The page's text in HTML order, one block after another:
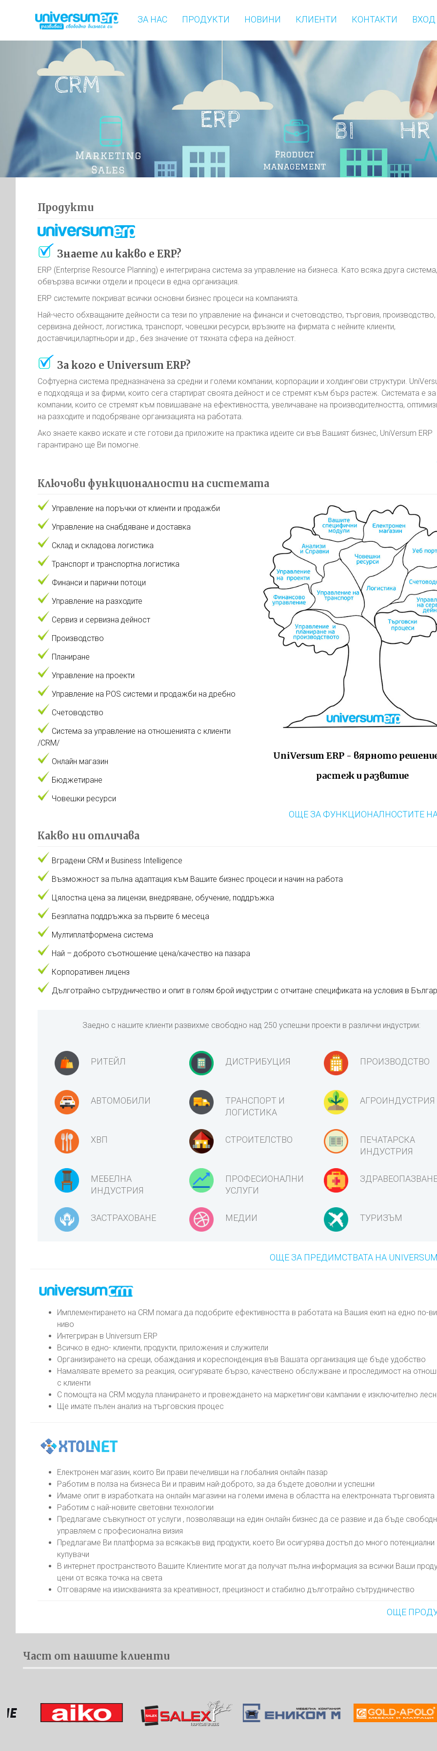
ЗА НАС ПРОДУКТИ НОВИНИ КЛИЕНТИ КОНТАКТИ ВХОД
Продукти
Знаете ли какво е ERP?
ERP (Enterprise Resource Planning) е интегрирана система за управление на бизнеса. Kато всяка друга
обвързва всички отдели и процеси в една организация.
ERP системите покриват всички основни бизнес процеси на компанията.
Най-често обхващаните дейности са тези по управление на финанси и счетоводство, търговия, производство,
сервизна дейност, логистика, транспорт, човешки ресурси, връзките на фирмата с нейните клиенти,
доставчици,партньори и др., без значение от тяхната сфера на дейност.
За кого е Universum ERP?
Софтуерна система предназначена за средни и големи компании, корпорации и холдингови структури.
е подходяща и за фирми, които сега стартират своята дейност и се стремят към бърз растеж. Системата e за
компании, които се стремят към повишаване на ефективността, увеличаване на производителността,
на разходите и подобряване организацията на работата.
Ако знаете какво искате и сте готови да приложите на практика идеите си във Вашият бизнес, UniVersum ERP
гарантирано ще Ви помогне.
Ключови функционалности на системата
Управление на поръчки от клиенти и продажби
Управление на снабдяване и доставка
Склад и складова логистика
Транспорт и транспортна логистика
Финанси и парични потоци
Управление на разходите
Сервиз и сервизна дейност
Производство
Планиране
Управление на проекти
Управление на POS системи и продажби на дребно
Счетоводство
Система за управление на отношенията с клиенти
/CRM/
Онлайн магазин
Бюджетиране
Човешки ресурси
UniVersum ERP - вярното
растеж и развитие
ОЩЕ ЗА ФУНКЦИОНАЛНОСТИТЕ НА
Какво ни отличава
Вградени CRM и Business Intelligence
Възможност за пълна адаптация към Вашите бизнес процеси и начин на работа
Цялостна цена за лицензи, внедряване, обучение, поддръжка
Безплатна поддръжка за първите 6 месеца
Мултиплатформена система
Най – доброто съотношение цена/качество на пазара
Корпоративен лиценз
Дълготрайно сътрудничество и опит в голям брой индустрии с отчитане спецификата на условия в
Заедно с нашите клиенти развихме свободно над 250 успешни проекти в различни индустрии:
РИТЕЙЛ ДИСТРИБУЦИЯ ПРОИЗВОДСТВО
АВТОМОБИЛИ
ТРАНСПОРТ И
ЛОГИСТИКА
АГРОИНДУСТРИЯ
ХВП СТРОИТЕЛСТВО
ПЕЧАТАРСКА
ИНДУСТРИЯ
МЕБЕЛНА
ИНДУСТРИЯ
ПРОФЕСИОНАЛНИ
УСЛУГИ
ЗАСТРАХОВАНЕ МЕДИИ ТУРИЗЪМ
ОЩЕ ЗА ПРЕДИМСТВАТА НА UNIVERSUM
Имплементирането на CRM помага да подобрите ефективността в работата на Вашия екип на едно по-
ниво
Интегриран в Universum ERP
Всичко в едно- клиенти, продукти, приложения и служители
Организирането на срещи, обаждания и кореспонденция във Вашата организация ще бъде удобство
Намалявате времето за реакция, осигурявате бързо, качествено обслужване и проследимост на
с клиенти
С помощта на CRM модула планирането и провеждането на маркетингови кампании е изключително
Ще имате пълен анализ на търговския процес
Електронен магазин, които Ви прави печеливши на глобалния онлайн пазар
Работим в полза на бизнеса Ви и правим най-доброто, за да бъдете доволни и успешни
Имаме опит в изработката на онлайн магазини на големи имена в областта на електронната търговията
Работим с най-новите световни технологии
Предлагаме съвкупност от услуги , позволяващи на един онлайн бизнес да се развие и да бъде
управляем с професионална визия
Предлагаме Ви платформа за всякакъв вид продукти, което Ви осигурява достъп до много потенциални
купувачи
В интернет пространството Вашите Клиентите могат да получат пълна информация за всички Ваши
цени от всяка точка на света
Отговаряме на изискванията за креативност, прецизност и стабилно дълготрайно сътрудничество
ОЩЕ
Част от нашите клиенти